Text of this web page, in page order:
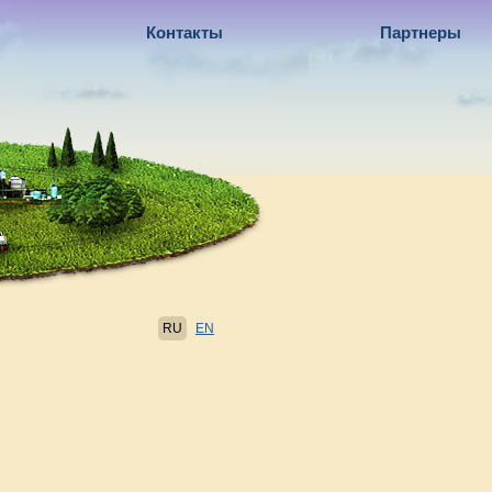
Контакты Партнеры
RU EN